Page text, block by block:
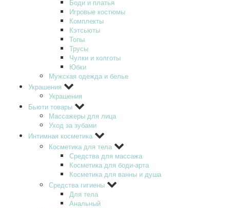
Боди и платья
Игровые костюмы
Комплекты
Кэтсьюты
Топы
Трусы
Чулки и колготы
Юбки
Мужская одежда и белье
Украшения
Украшения
Бьюти товары
Массажеры для лица
Уход за зубами
Интимная косметика
Косметика для тела
Средства для массажа
Косметика для боди-арта
Косметика для ванны и душа
Средства гигиены
Для тела
Анальный